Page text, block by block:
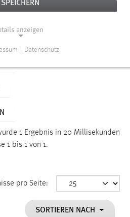
1 Ergebnis in 20 Millisekunden
1 bis 1 von 1.
pro Seite:
SORTIEREN NACH
anzeigen
die einwandfreie Funktion der
die ausgewählten Einverständnis-
Datenschutz